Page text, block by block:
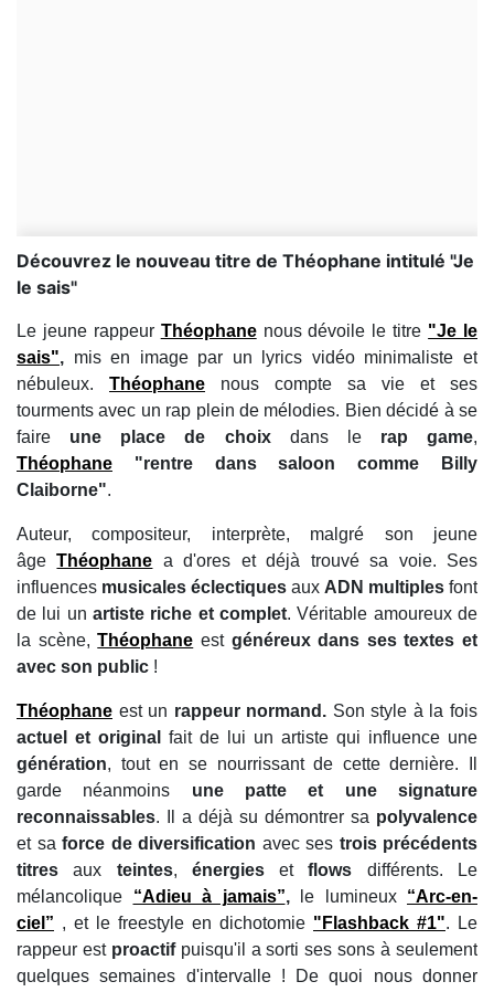
Découvrez le nouveau titre de Théophane intitulé "Je
le sais"
Le jeune rappeur Théophanenous dévoile le titre "Je le
sais", mis en image par un lyrics vidéo minimaliste et
nébuleux. Théophane nous compte sa vie et ses
tourments avec un rap plein de mélodies. Bien décidé à se
faire une place de choixdans le rap game,
Théophane
"rentre dans saloon comme Billy
Claiborne".
Auteur, compositeur, interprète, malgré son jeune
âgeThéophane a d'ores et déjà trouvé sa voie. Ses
influences musicales éclectiques aux ADN multiples font
de lui un artiste riche et complet. Véritable amoureux de
la scène,Théophane est généreux dans ses textes et
avec son public !
Théophane est un rappeur normand. Son style à la fois
actuel et original
fait de lui un artiste qui influence une
génération, tout en se nourrissant de cette dernière. Il
garde néanmoins une patte et une signature
reconnaissables. Il a déjà su démontrer sa polyvalence
et sa force de diversification avec ses trois précédents
titres aux teintes, énergiesetflows différents. Le
mélancolique “Adieu à jamais”,le lumineux “Arc-en-
ciel” , et le freestyle en dichotomie "Flashback #1". Le
rappeur est proactifpuisqu'il a sorti ses sons à seulement
quelques semaines d'intervalle ! De quoi nous donner